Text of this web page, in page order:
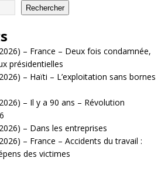
Rechercher
– France – Deux fois condamnée,
présidentielles
– Haïti – L’exploitation sans bornes
– Il y a 90 ans – Révolution
– Dans les entreprises
– France – Accidents du travail :
des victimes